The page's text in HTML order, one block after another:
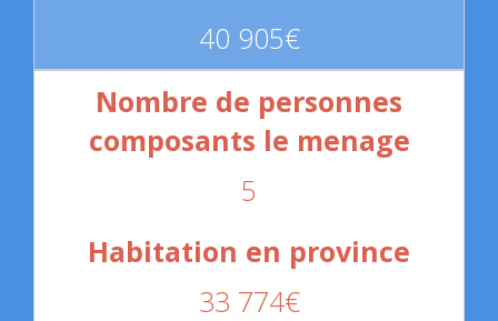
40 905€
5
33 774€